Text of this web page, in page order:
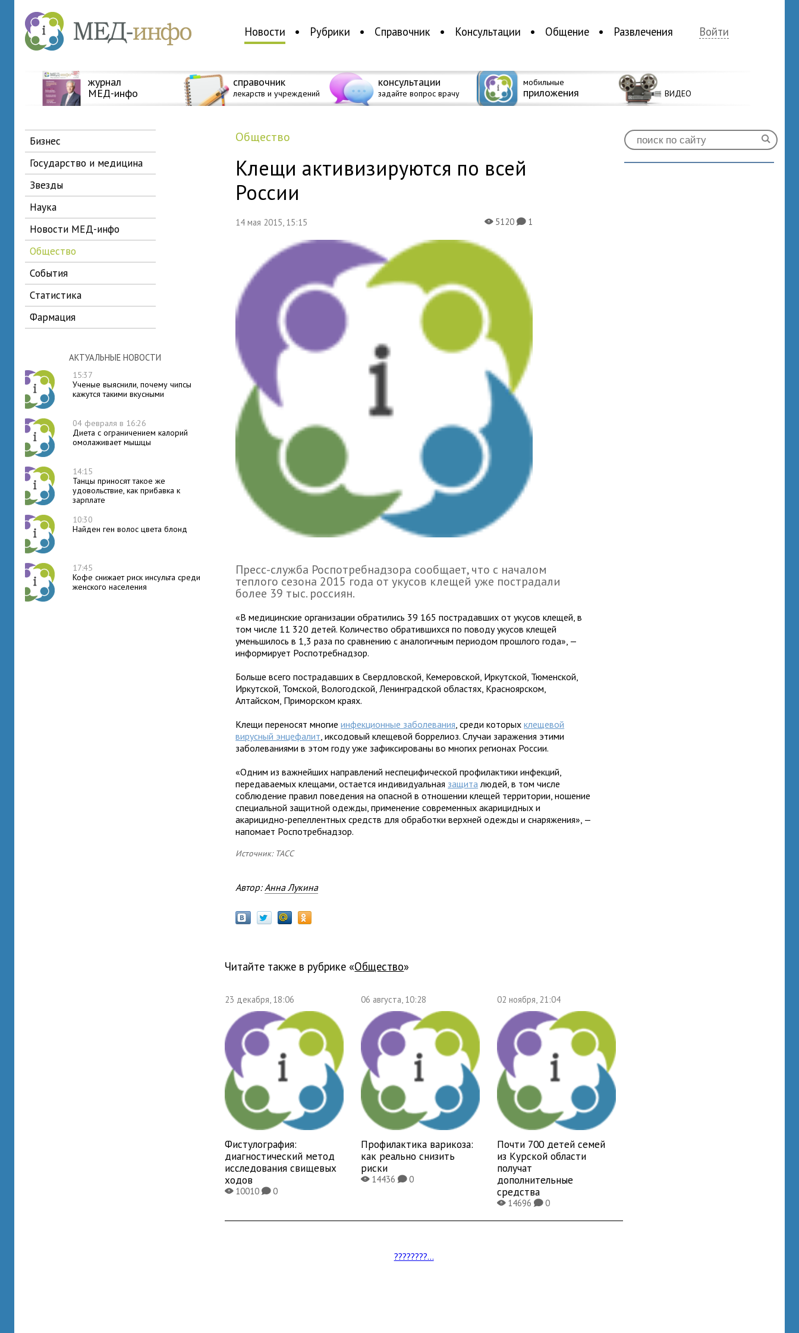
Новости Рубрики Справочник Консультации Общение Развлечения Войти
журнал
МЕД-инфо
справочник
лекарств и учреждений
консультации
задайте вопрос врачу
мобильные
приложения ВИДЕО
бизнес
государство и медицина
звезды
наука
новости МЕД-инфо
общество
события
статистика
фармация
АКТУАЛЬНЫЕ НОВОСТИ
15:37
Ученые выяснили, почему чипсы
кажутся такими вкусными
04 февраля в 16:26
Диета с ограничением калорий
омолаживает мышцы
14:15
Танцы приносят такое же
удовольствие, как прибавка к
зарплате
10:30
Найден ген волос цвета блонд
17:45
Кофе снижает риск инсульта среди
женского населения
общество
Клещи активизируются по всей
России
14 мая 2015, 15:15 X5120K1
Пресс-служба Роспотребнадзора сообщает, что с началом
теплого сезона 2015 года от укусов клещей уже пострадали
более 39 тыс. россиян.
«В медицинские организации обратились 39 165 пострадавших от укусов клещей, в
том числе 11 320 детей. Количество обратившихся по поводу укусов клещей
уменьшилось в 1,3 раза по сравнению с аналогичным периодом прошлого года», —
информирует Роспотребнадзор.
Больше всего пострадавших в Свердловской, Кемеровской, Иркутской, Тюменской,
Иркутской, Томской, Вологодской, Ленинградской областях, Красноярском,
Алтайском, Приморском краях.
Клещи переносят многиеинфекционные заболевания, среди которыхклещевой
вирусный энцефалит, иксодовый клещевой боррелиоз. Случаи заражения этими
заболеваниями в этом году уже зафиксированы во многих регионах России.
«Одним из важнейших направлений неспецифической профилактики инфекций,
передаваемых клещами, остается индивидуальная защиталюдей, в том числе
соблюдение правил поведения на опасной в отношении клещей территории, ношение
специальной защитной одежды, применение современных акарицидных и
акарицидно-репеллентных средств для обработки верхней одежды и снаряжения», —
напомает Роспотребнадзор.
Источник: ТАСС
Автор:Анна Лукина
Читайте также в рубрике « общество»
23 декабря, 18:06
Фистулография:
диагностический метод
исследования свищевых
ходов
X10010K0
06 августа, 10:28
Профилактика варикоза:
как реально снизить
риски
X14436K0
02 ноября, 21:04
Почти 700 детей семей
из Курской области
получат
дополнительные
средства
X14696K0
????????...